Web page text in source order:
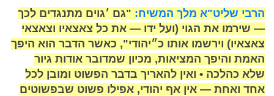
הרבי שליט"א מלך המשיח: "גם ׳גוים מתנגדים לכך
— שירמו את הגוי (ועל ידו — את כל צאצאיו וצאצאי
צאצאיו) וירשמו אותו כ״יהודי", כאשר הדבר הוא היפך
האמת והיפך המציאות, מכיון שמדובר אודות גיור
שלא כהלכה • ואין להאריך בדבר הפשוט ומובן לכל
אחד ואחת — אין אף יהודי, אפילו פשוט שבפשוטים